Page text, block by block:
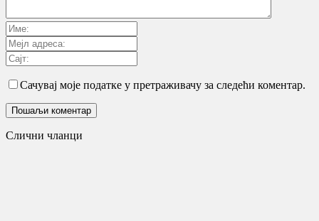
Сачувај моје податке у претраживачу за следећи коментар.
Слични чланци